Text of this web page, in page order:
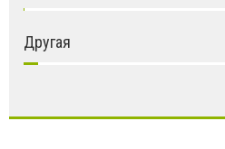
Другая